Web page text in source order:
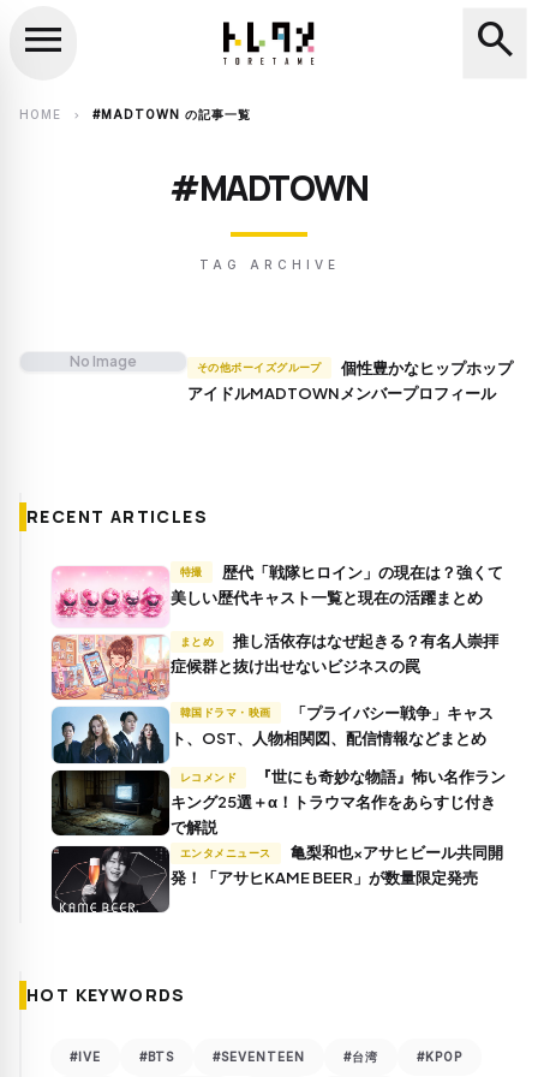
search
menu search
HOME chevron_right #MADTOWN の記事一覧
#MADTOWN
TAG ARCHIVE
No Image その他ボーイズグループ
アイドルMADTOWNメンバープロフィール
RECENT ARTICLES
特撮
美しい歴代キャスト一覧と現在の活躍まとめ
まとめ
推し活依存はなぜ起きる？有名人崇拝
症候群と抜け出せないビジネスの罠
韓国ドラマ・映画
ト、OST、人物相関図、配信情報などまとめ
レコメンド
キング25選＋α！トラウマ名作をあらすじ付き
で解説
エンタメニュース
発！「アサヒKAME BEER」が数量限定発売
HOT KEYWORDS
#IVE #BTS #SEVENTEEN #台湾 #KPOP